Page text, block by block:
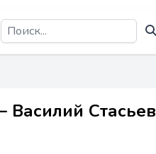
Василий Стасьев